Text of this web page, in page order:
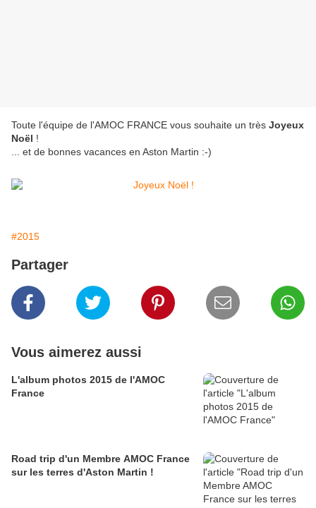
Toute l'équipe de l'AMOC FRANCE vous souhaite un très Joyeux
Noël !
... et de bonnes vacances en Aston Martin :-)
#2015
Partager
Vous aimerez aussi
L'album photos 2015 de l'AMOC
France
Road trip d'un Membre AMOC France
sur les terres d'Aston Martin !